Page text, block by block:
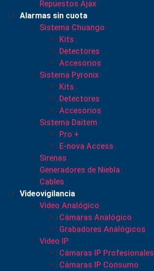
Repuestos Ajax
Alarmas sin cuota
Sistema Chuango
Kits
Detectores
Accesorios
Sistema Pyronix
Kits
Detectores
Accesorios
Sistema Daitem
Pro +
E-nova Access
Sirenas
Generadores de Niebla
Cables
Videovigilancia
Video Analógico
Cámaras Analógico
Grabadores Analógicos
Video IP
Cámaras IP Profesionales
Cámaras IP Consumo